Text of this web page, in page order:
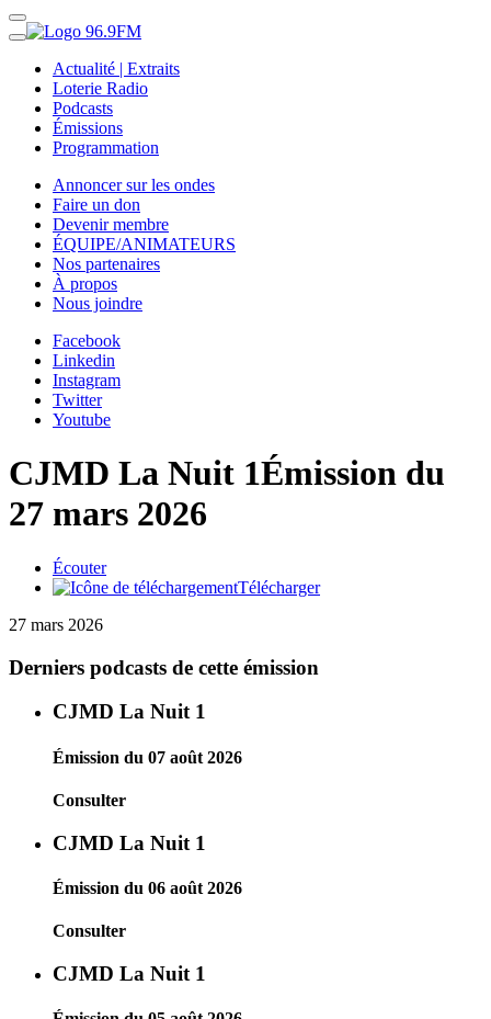
Actualité | Extraits
Loterie Radio
Podcasts
Émissions
Programmation
Annoncer sur les ondes
Faire un don
Devenir membre
ÉQUIPE/ANIMATEURS
Nos partenaires
À propos
Nous joindre
Facebook
Linkedin
Instagram
Twitter
Youtube
CJMD La Nuit 1Émission du
27 mars 2026
Écouter
Télécharger
27 mars 2026
Derniers podcasts de cette émission
CJMD La Nuit 1
Émission du 07 août 2026
Consulter
CJMD La Nuit 1
Émission du 06 août 2026
Consulter
CJMD La Nuit 1